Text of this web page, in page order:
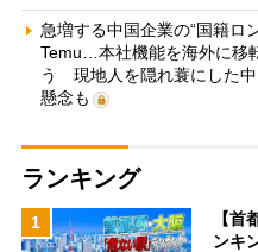
急増する中国企業の“国籍ロ
Temu…本社機能を海外に移
う 現地人を隠れ蓑にした
懸念も
ランキング
1
【首
ンキ